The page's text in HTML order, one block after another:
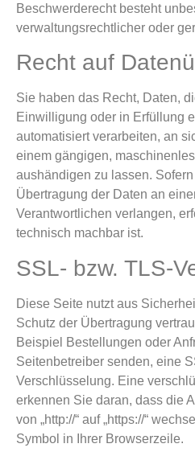
Beschwerderecht besteht
verwaltungsrechtlicher oder
Recht auf
Sie haben das Recht, Daten,
Einwilligung oder in Erfüllung
automatisiert verarbeiten, an
einem gängigen,
aushändigen zu lassen.
Übertragung der Daten an
Verantwortlichen verlangen,
technisch machbar ist.
SSL- bzw. TLS-
Diese Seite nutzt aus
Schutz der Übertragung
Beispiel Bestellungen oder
Seitenbetreiber senden, eine
Verschlüsselung. Eine
erkennen Sie daran, dass die
von „http://“ auf „https://“
Symbol in Ihrer Browserzeile.